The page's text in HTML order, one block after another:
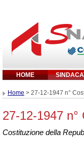
HOME
Home > 27-12-1947 n°
27-12-1947 n°
Costituzione della